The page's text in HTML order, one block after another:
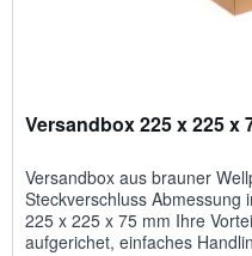
Versandbox 225 x 225 x
Versandbox aus brauner
Steckverschluss Abmessung
225 x 225 x 75 mm Ihre
aufgerichet, einfaches